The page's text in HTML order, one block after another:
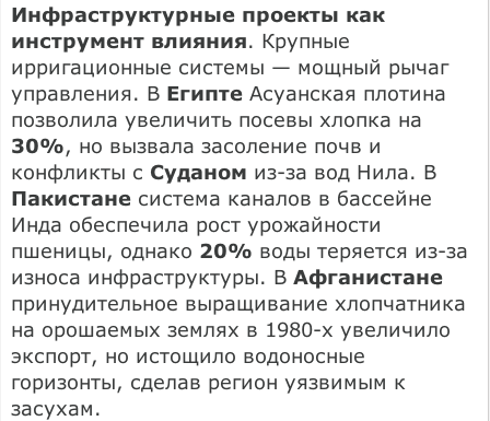
Инфраструктурные проекты как
инструмент влияния. Крупные
ирригационные системы — мощный рычаг
управления. В Египте Асуанская плотина
позволила увеличить посевы хлопка на
30%, но вызвала засоление почв и
конфликты с Суданом из-за вод Нила. В
Пакистане система каналов в бассейне
Инда обеспечила рост урожайности
пшеницы, однако 20% воды теряется из-за
износа инфраструктуры. В Афганистане
принудительное выращивание хлопчатника
на орошаемых землях в 1980-х увеличило
экспорт, но истощило водоносные
горизонты, сделав регион уязвимым к
засухам.